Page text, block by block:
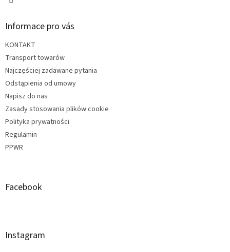
Informace pro vás
KONTAKT
Transport towarów
Najczęściej zadawane pytania
Odstąpienia od umowy
Napisz do nas
Zasady stosowania plików cookie
Polityka prywatności
Regulamin
PPWR
Facebook
Instagram